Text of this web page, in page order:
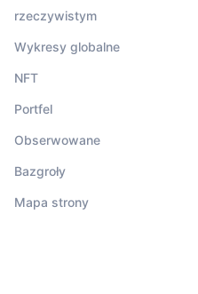
rzeczywistym
Wykresy globalne
NFT
Portfel
Obserwowane
Bazgroły
Mapa strony